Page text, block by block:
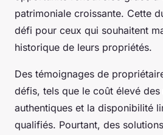
patrimoniale croissante. Cette
défi pour ceux qui souhaitent
historique de leurs propriétés.
Des témoignages de
défis, tels que le coût élevé des
authentiques et la disponibilité
qualifiés. Pourtant, des